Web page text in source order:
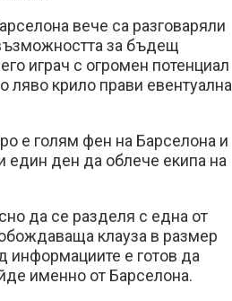
вече са разговаряли
за бъдещ
играч с огромен потенциал
ляво крило прави евентуална
е голям фен на Барселона и
един ден да облече екипа на
да се разделя с една от
клауза в размер
информациите е готов да
именно от Барселона.